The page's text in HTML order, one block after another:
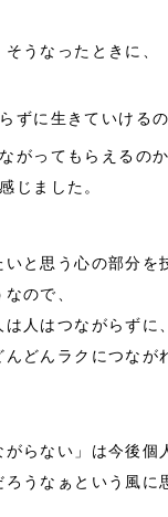
うなったときに、
ずに生きていける
がってもらえるのか
じました。
いと思う心の部分を
ので、
人はつながらずに
どんラクにつなが
がらない」は今後個
うなぁという風に